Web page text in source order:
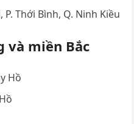
P. Thới Bình, Q. Ninh Kiều
và miền Bắc
Hồ